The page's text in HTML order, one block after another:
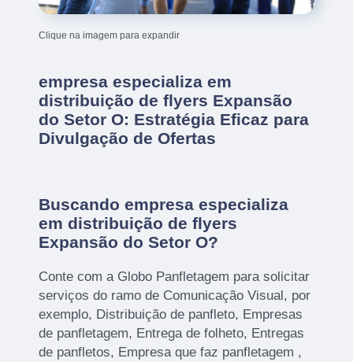
Clique na imagem para expandir
empresa especializa em
distribuição de flyers Expansão
do Setor O: Estratégia Eficaz para
Divulgação de Ofertas
Buscando empresa especializa
em distribuição de flyers
Expansão do Setor O?
Conte com a Globo Panfletagem para solicitar
serviços do ramo de Comunicação Visual, por
exemplo, Distribuição de panfleto, Empresas
de panfletagem, Entrega de folheto, Entregas
de panfletos, Empresa que faz panfletagem ,